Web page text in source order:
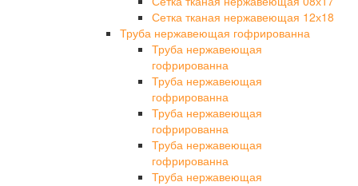
Сетка тканая нержавеющая 12х18
Труба нержавеющая гофрированна
Труба нержавеющая
гофрированна
Труба нержавеющая
гофрированна
Труба нержавеющая
гофрированна
Труба нержавеющая
гофрированна
Труба нержавеющая